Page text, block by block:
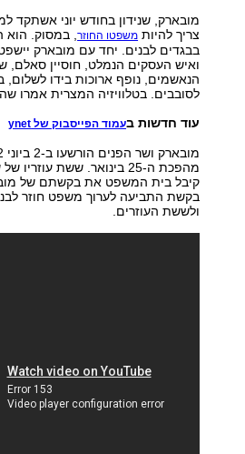
מובארק, שנידון בחודש יוני אשתקד
צריך להיות משפטו החוזר, במסוק. הוא
בבגדים לבנים. יחד עם מובארק
ואיש העסקים הנמלט, חוסיין סאלם,
הנאשמים, נופף ארוכות בידו
לסובבים. בטלוויזיה המצרית אמרו
עוד חדשות בעמוד הפייסבוק של ynet
מהפכת ה-25 בינואר. ששת
קיבל בית המשפט את בקשתם של
בקשת התביעה לערוך משפט חוזר
ולששת העוזרים.